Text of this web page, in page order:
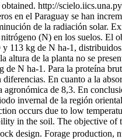
http://
en el Paraguay se han
de la radiación solar.
(N) en los suelos. El
113 kg de N ha-1,
de la planta no se
N ha-1. Para la proteína
En cuanto a la
de 8,3. En
invernal de la región
occurs due to low
in the soil. The objective
design. Forage